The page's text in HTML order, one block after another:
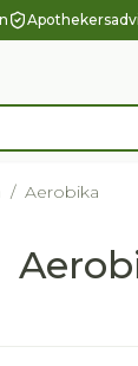
/ Aerobika